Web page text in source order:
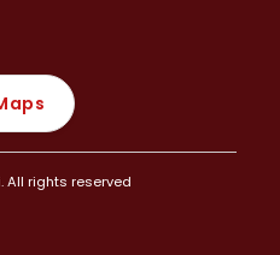
All rights reserved